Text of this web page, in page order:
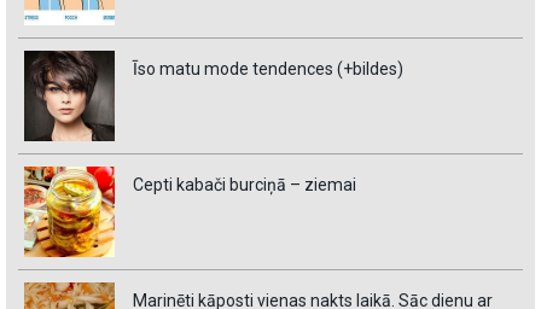
Īso matu mode tendences (+bildes)
Cepti kabači burciņā – ziemai
Marinēti kāposti vienas nakts laikā. Sāc dienu ar